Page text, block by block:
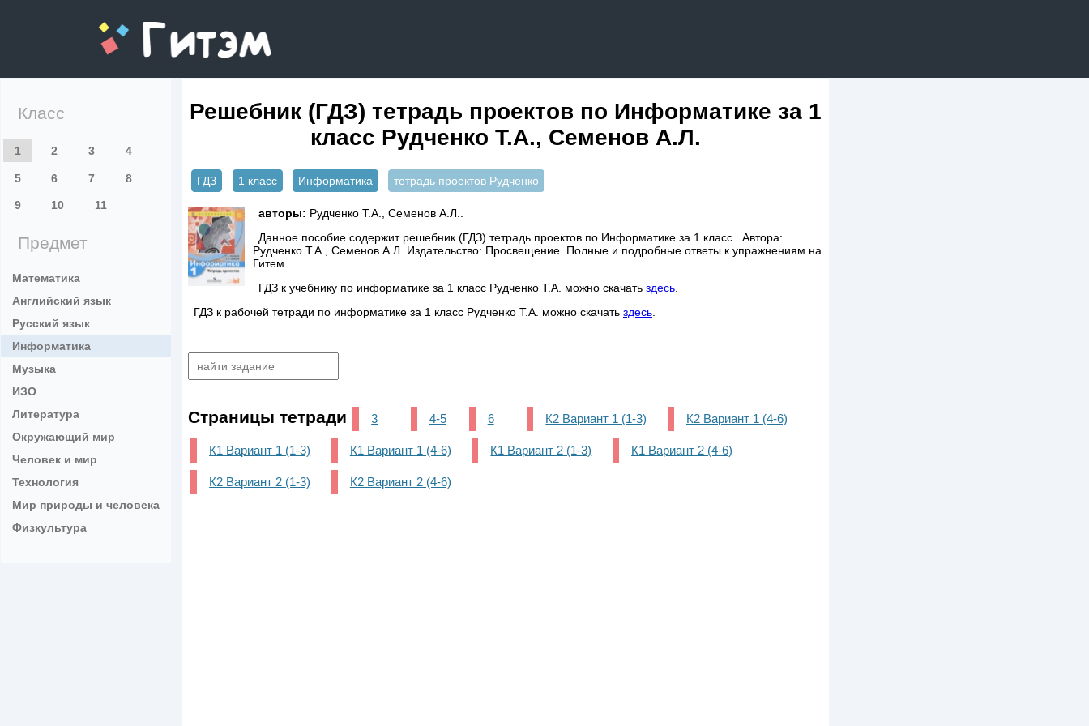
gitem.me
Класс
1 2 3 4
5 6 7 8
9 10 11
Предмет
Математика
Английский язык
Русский язык
Информатика
Музыка
ИЗО
Литература
Окружающий мир
Человек и мир
Технология
Мир природы и человека
Физкультура
Решебник (ГДЗ) тетрадь проектов по Информатике за 1
класс Рудченко Т.А., Семенов А.Л.
ГДЗ 1 класс Информатика тетрадь проектов Рудченко
авторы: Рудченко Т.А., Семенов А.Л..
Данное пособие содержит решебник (ГДЗ) тетрадь проектов по Информатике за 1 класс . Автора:
Рудченко Т.А., Семенов А.Л. Издательство: Просвещение. Полные и подробные ответы к упражнениям на
Гитем
ГДЗ к учебнику по информатике за 1 класс Рудченко Т.А. можно скачать здесь.
ГДЗ к рабочей тетради по информатике за 1 класс Рудченко Т.А. можно скачать здесь.
Страницы тетради 3 4-5 6 К2 Вариант 1 (1-3) К2 Вариант 1 (4-6)
К1 Вариант 1 (1-3) К1 Вариант 1 (4-6) К1 Вариант 2 (1-3) К1 Вариант 2 (4-6)
К2 Вариант 2 (1-3) К2 Вариант 2 (4-6)